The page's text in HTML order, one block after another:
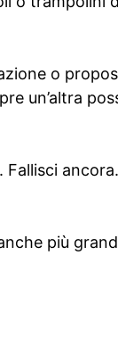
o
un’altra
più